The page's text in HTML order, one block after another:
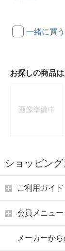
一緒に買う
お探しの商品
ショッピン
ご利用ガイド
会員メニュー
メーカーか